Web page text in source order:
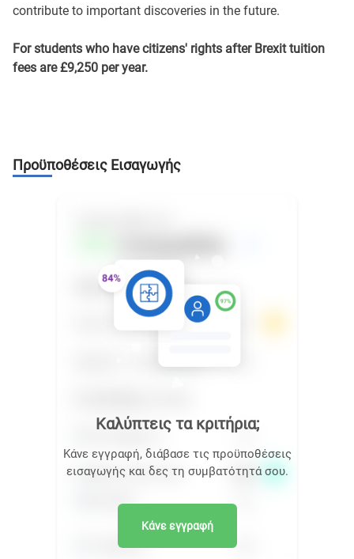
contribute to important discoveries in the future.
For students who have citizens' rights after Brexit tuition
fees are £9,250 per year.
Προϋποθέσεις Εισαγωγής
Καλύπτεις τα κριτήρια;
Κάνε εγγραφή, διάβασε τις προϋποθέσεις
εισαγωγής και δες τη συμβατότητά σου.
Κάνε εγγραφή